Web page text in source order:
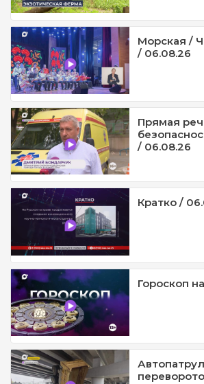
Морская /
/ 06.08.26
Прямая
/ 06.08.26
Кратко /
Гороскоп